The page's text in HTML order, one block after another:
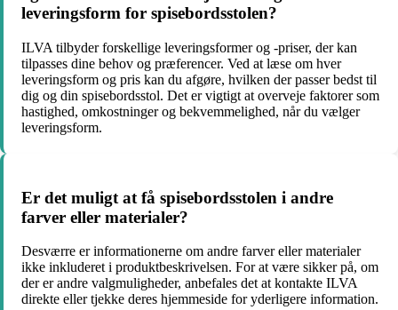
leveringsform for spisebordsstolen?
ILVA tilbyder forskellige leveringsformer og -priser, der kan
tilpasses dine behov og præferencer. Ved at læse om hver
leveringsform og pris kan du afgøre, hvilken der passer bedst til
dig og din spisebordsstol. Det er vigtigt at overveje faktorer som
hastighed, omkostninger og bekvemmelighed, når du vælger
leveringsform.
Er det muligt at få spisebordsstolen i andre
farver eller materialer?
Desværre er informationerne om andre farver eller materialer
ikke inkluderet i produktbeskrivelsen. For at være sikker på, om
der er andre valgmuligheder, anbefales det at kontakte ILVA
direkte eller tjekke deres hjemmeside for yderligere information.